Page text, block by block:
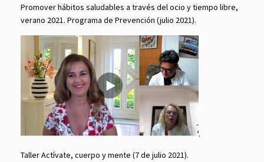
Promover hábitos saludables a través del ocio y tiempo libre,
verano 2021. Programa de Prevención (julio 2021).
.
Taller Actívate, cuerpo y mente (7 de julio 2021).